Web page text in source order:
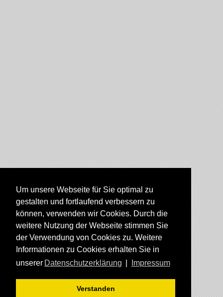
Um unsere Webseite für Sie optimal zu
gestalten und fortlaufend verbessern zu
können, verwenden wir Cookies. Durch die
weitere Nutzung der Webseite stimmen Sie
der Verwendung von Cookies zu. Weitere
Informationen zu Cookies erhalten Sie in
unserer Datenschutzerklärung Impressum
Verstanden